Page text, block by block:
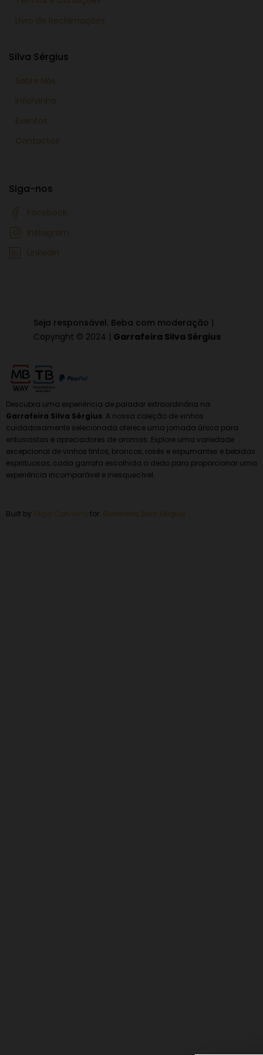
Livro de Reclamações
Silva Sérgius
Sobre Nós
Inforvinho
Eventos
Contactos
Siga-nos
Facebook
Instagram
Linkedin
Seja responsável. Beba com moderação |
Copyright © 2024 | Garrafeira Silva Sérgius
Descubra uma experiência de paladar extraordinária na
Garrafeira Silva Sérgius. A nossa coleção de vinhos
cuidadosamente selecionada oferece uma jornada única para
entusiastas e apreciadores de aromas. Explore uma variedade
excepcional de vinhos tintos, brancos, rosés e espumantes e bebidas
espirituosas, cada garrafa escolhida a dedo para proporcionar uma
experiência incomparável e inesquecível.
Built by Filipa Carvalhofor: Garrafeira Silva Sérgius